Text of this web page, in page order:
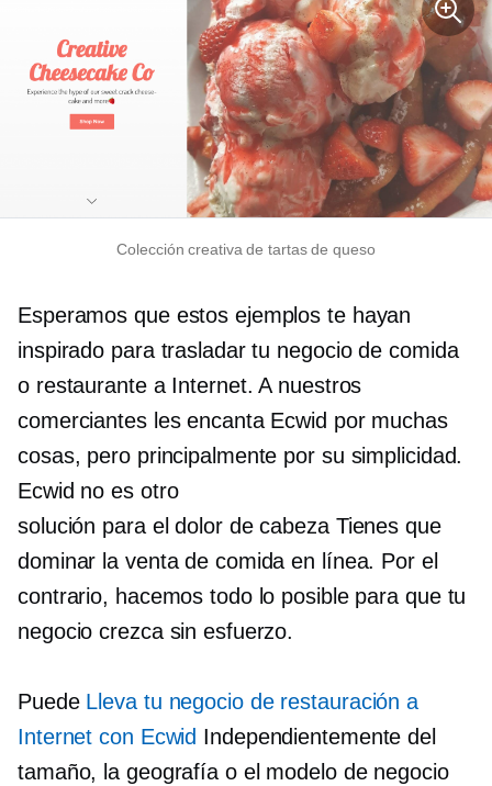
Colección creativa de tartas de queso
Esperamos que estos ejemplos te hayan
inspirado para trasladar tu negocio de comida
o restaurante a Internet. A nuestros
comerciantes les encanta Ecwid por muchas
cosas, pero principalmente por su simplicidad.
Ecwid no es otro
solución para el dolor de cabezaTienes que
dominar la venta de comida en línea. Por el
contrario, hacemos todo lo posible para que tu
negocio crezca sin esfuerzo.
Puede Lleva tu negocio de restauración a
Internet con Ecwid Independientemente del
tamaño, la geografía o el modelo de negocio